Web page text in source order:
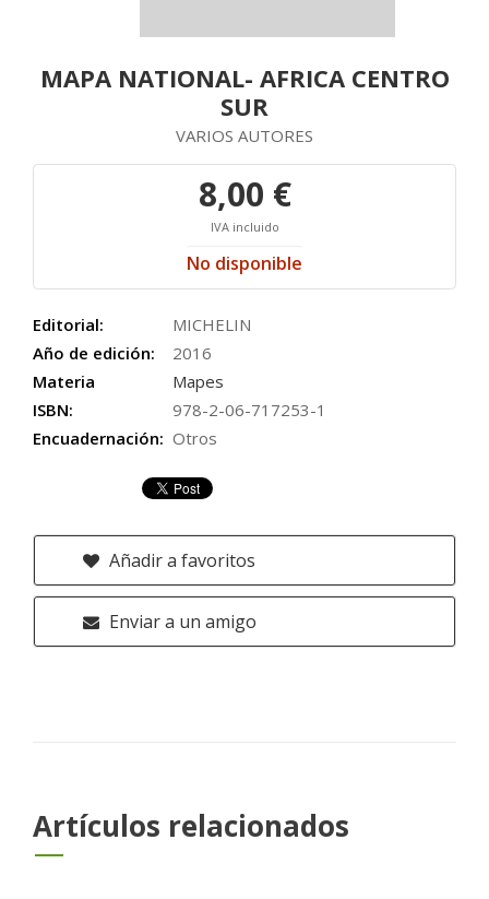
MAPA NATIONAL- AFRICA CENTRO
SUR
VARIOS AUTORES
8,00 €
IVA incluido
No disponible
Editorial:
MICHELIN
Año de edición:
2016
Materia
Mapes
ISBN:
978-2-06-717253-1
Encuadernación: Otros
Añadir a favoritos
Enviar a un amigo
Artículos relacionados